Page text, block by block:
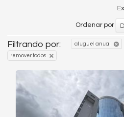
Ordenar por
Filtrando por: aluguel anual
remover todos